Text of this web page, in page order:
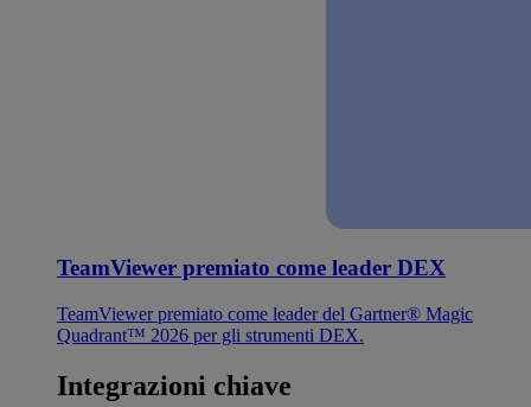
TeamViewer premiato come leader DEX
TeamViewer premiato come leader del Gartner® Magic
Quadrant™ 2026 per gli strumenti DEX.
Integrazioni chiave